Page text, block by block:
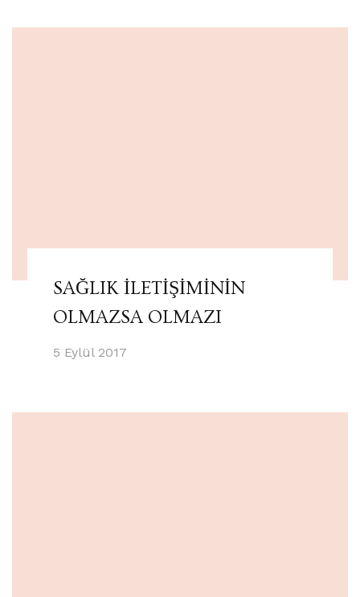
SAĞLIK İLETİŞİMİNİN
OLMAZSA OLMAZI
5 Eylül 2017